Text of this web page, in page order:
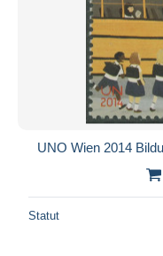
UNO Wien 2014
Statut